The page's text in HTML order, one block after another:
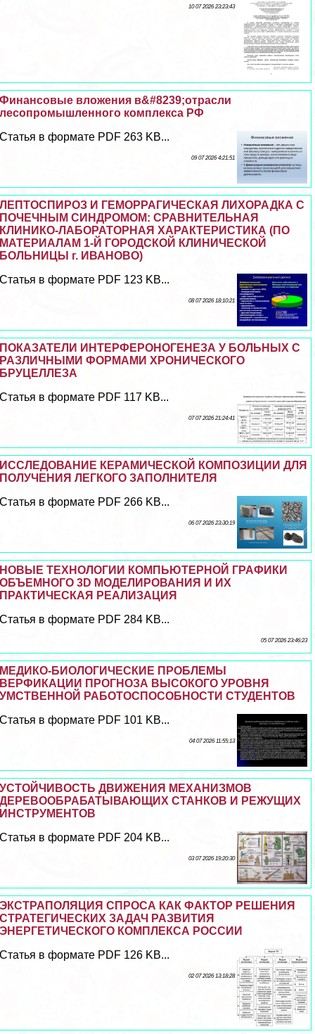
10 07 2026 23:23:43
Финансовые вложения в&#8239;отрасли
лесопромышленного комплекса РФ
Статья в формате PDF 263 KB...
09 07 2026 4:21:51
ЛЕПТОСПИРОЗ И ГЕМОРРАГИЧЕСКАЯ ЛИХОРАДКА С
ПОЧЕЧНЫМ СИНДРОМОМ: СРАВНИТЕЛЬНАЯ
КЛИНИКО-ЛАБОРАТОРНАЯ ХАРАКТЕРИСТИКА (ПО
МАТЕРИАЛАМ 1-Й ГОРОДСКОЙ КЛИНИЧЕСКОЙ
БОЛЬНИЦЫ г. ИВАНОВО)
Статья в формате PDF 123 KB...
08 07 2026 18:10:21
ПОКАЗАТЕЛИ ИНТЕРФЕРОНОГЕНЕЗА У БОЛЬНЫХ С
РАЗЛИЧНЫМИ ФОРМАМИ ХРОНИЧЕСКОГО
БРУЦЕЛЛЕЗА
Статья в формате PDF 117 KB...
07 07 2026 21:24:41
ИССЛЕДОВАНИЕ КЕРАМИЧЕСКОЙ КОМПОЗИЦИИ ДЛЯ
ПОЛУЧЕНИЯ ЛЕГКОГО ЗАПОЛНИТЕЛЯ
Статья в формате PDF 266 KB...
06 07 2026 23:30:19
НОВЫЕ ТЕХНОЛОГИИ КОМПЬЮТЕРНОЙ ГРАФИКИ
ОБЪЕМНОГО 3D МОДЕЛИРОВАНИЯ И ИХ
ПРАКТИЧЕСКАЯ РЕАЛИЗАЦИЯ
Статья в формате PDF 284 KB...
05 07 2026 23:46:23
МЕДИКО-БИОЛОГИЧЕСКИЕ ПРОБЛЕМЫ
ВЕРФИКАЦИИ ПРОГНОЗА ВЫСОКОГО УРОВНЯ
УМСТВЕННОЙ РАБОТОСПОСОБНОСТИ СТУДЕНТОВ
Статья в формате PDF 101 KB...
04 07 2026 11:55:13
УСТОЙЧИВОСТЬ ДВИЖЕНИЯ МЕХАНИЗМОВ
ДЕРЕВООБРАБАТЫВАЮЩИХ СТАНКОВ И РЕЖУЩИХ
ИНСТРУМЕНТОВ
Статья в формате PDF 204 KB...
03 07 2026 19:20:30
ЭКСТРАПОЛЯЦИЯ СПРОСА КАК ФАКТОР РЕШЕНИЯ
СТРАТЕГИЧЕСКИХ ЗАДАЧ РАЗВИТИЯ
ЭНЕРГЕТИЧЕСКОГО КОМПЛЕКСА РОССИИ
Статья в формате PDF 126 KB...
02 07 2026 13:18:28